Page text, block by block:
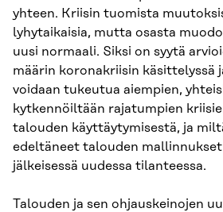
yhteen. Kriisin tuomista
lyhytaikaisia, mutta osasta
uusi normaali. Siksi on syytä
määrin koronakriisin käsittelyssä
voidaan tukeutua aiempien,
kytkennöiltään rajatumpien
talouden käyttäytymisestä, ja
edeltäneet talouden
jälkeisessä uudessa tilanteessa.
Talouden ja sen ohjauskeinojen